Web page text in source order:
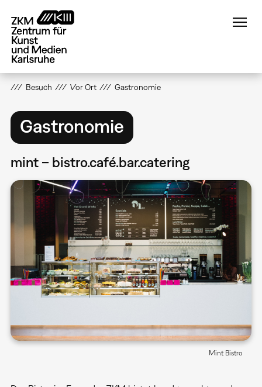
zum
Inhalt
Besuch Vor Ort Gastronomie
Gastronomie
mint – bistro.café.bar.catering
Mint Bistro